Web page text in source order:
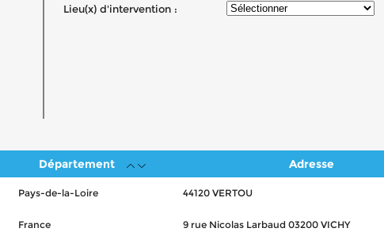
Lieu(x) d'intervention :
Département Adresse
Pays-de-la-Loire 44120 VERTOU
France 9 rue Nicolas Larbaud 03200 VICHY